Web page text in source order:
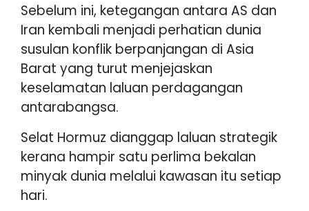
Sebelum ini, ketegangan antara AS dan
Iran kembali menjadi perhatian dunia
susulan konflik berpanjangan di Asia
Barat yang turut menjejaskan
keselamatan laluan perdagangan
antarabangsa.
Selat Hormuz dianggap laluan strategik
kerana hampir satu perlima bekalan
minyak dunia melalui kawasan itu setiap
hari.